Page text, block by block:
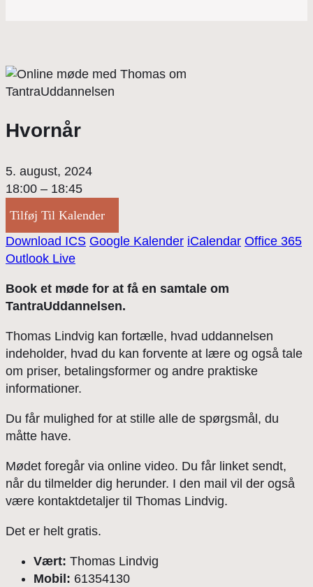
Hvornår
5. august, 2024
18:00 – 18:45
Tilføj Til Kalender
Download ICS Google Kalender iCalendar Office 365
Outlook Live
Book et møde for at få en samtale om
TantraUddannelsen.
Thomas Lindvig kan fortælle, hvad uddannelsen
indeholder, hvad du kan forvente at lære og også tale
om priser, betalingsformer og andre praktiske
informationer.
Du får mulighed for at stille alle de spørgsmål, du
måtte have.
Mødet foregår via online video. Du får linket sendt,
når du tilmelder dig herunder. I den mail vil der også
være kontaktdetaljer til Thomas Lindvig.
Det er helt gratis.
Vært: Thomas Lindvig
Mobil: 61354130